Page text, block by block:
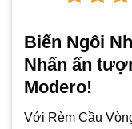
Biến Ngôi
Nhấn ấn
Modero!
Với Rèm Cầu